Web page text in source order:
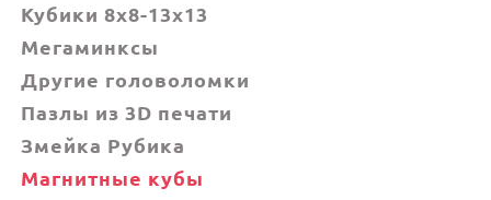
Кубики 8x8-13x13
Мегаминксы
Другие головоломки
Пазлы из 3D печати
Змейка Рубика
Магнитные кубы